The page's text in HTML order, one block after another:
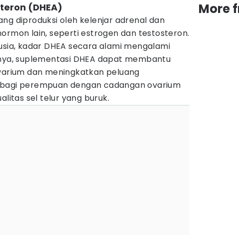
(DHEA)
diproduksi oleh kelenjar adrenal dan
lain, seperti estrogen dan testosteron.
kadar DHEA secara alami mengalami
suplementasi DHEA dapat membantu
dan meningkatkan peluang
perempuan dengan cadangan ovarium
sel telur yang buruk.
More